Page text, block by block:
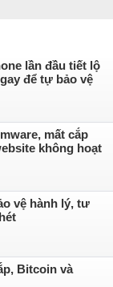
lần đầu tiết lộ
để tự bảo vệ
mất cắp
không hoạt
vệ hành lý, tư
Bitcoin và